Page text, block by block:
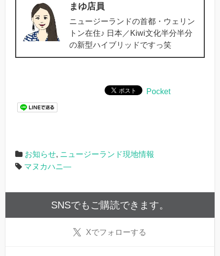
まゆ店員
ニュージーランドの首都・ウェリン
トン在住♪ 日本／Kiwi文化半分半分
の新型ハイブリッドですっ笑
Pocket
お知らせ, ニュージーランド現地情報
マヌカハニ―
SNSでもご購読できます。
Xでフォローする